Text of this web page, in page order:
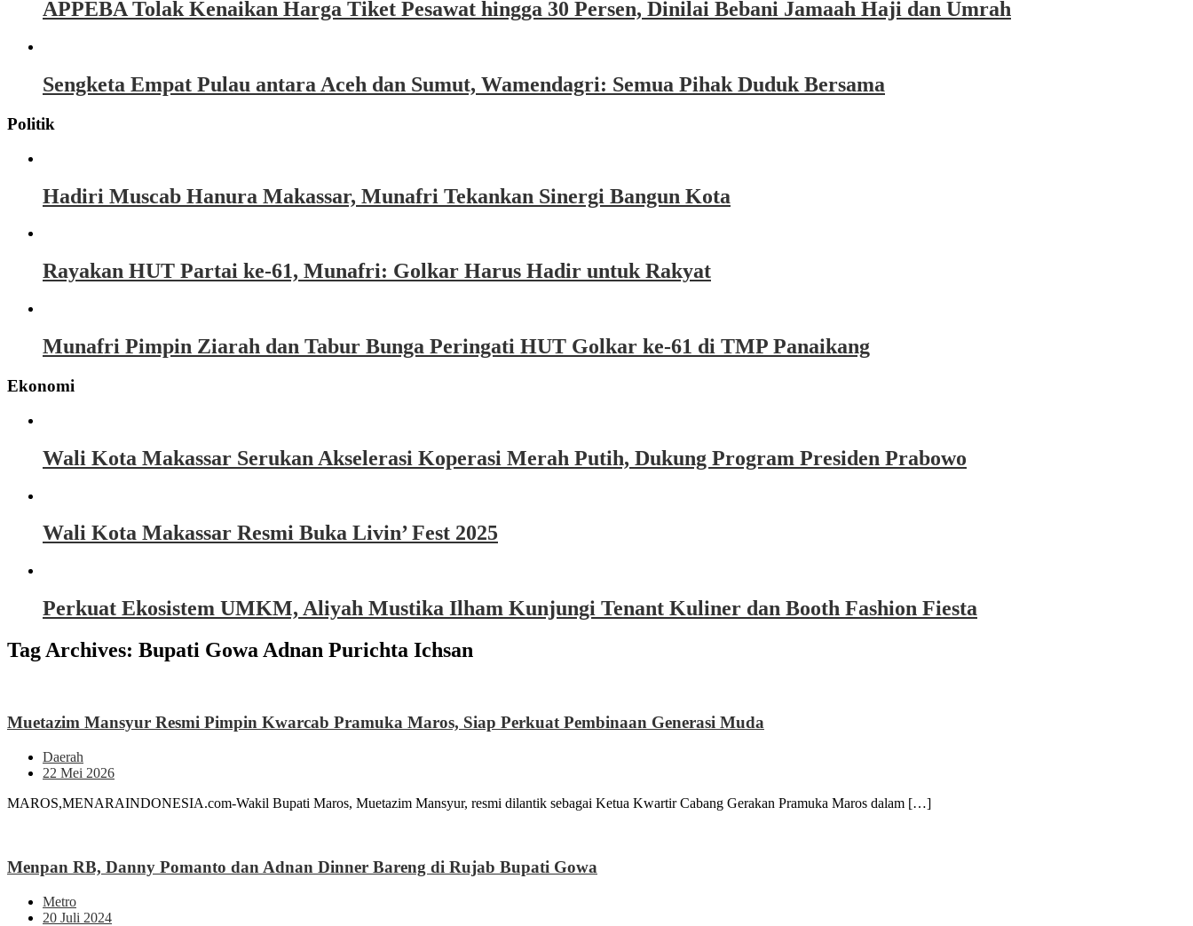
APPEBA Tolak Kenaikan Harga Tiket Pesawat hingga 30 Persen, Dinilai Bebani Jamaah Haji dan Umrah
Sengketa Empat Pulau antara Aceh dan Sumut, Wamendagri: Semua Pihak Duduk Bersama
Politik
Hadiri Muscab Hanura Makassar, Munafri Tekankan Sinergi Bangun Kota
Rayakan HUT Partai ke-61, Munafri: Golkar Harus Hadir untuk Rakyat
Munafri Pimpin Ziarah dan Tabur Bunga Peringati HUT Golkar ke-61 di TMP Panaikang
Ekonomi
Wali Kota Makassar Serukan Akselerasi Koperasi Merah Putih, Dukung Program Presiden Prabowo
Wali Kota Makassar Resmi Buka Livin’ Fest 2025
Perkuat Ekosistem UMKM, Aliyah Mustika Ilham Kunjungi Tenant Kuliner dan Booth Fashion Fiesta
Tag Archives: Bupati Gowa Adnan Purichta Ichsan
Muetazim Mansyur Resmi Pimpin Kwarcab Pramuka Maros, Siap Perkuat Pembinaan Generasi Muda
Daerah
22 Mei 2026
MAROS,MENARAINDONESIA.com-Wakil Bupati Maros, Muetazim Mansyur, resmi dilantik sebagai Ketua Kwartir Cabang Gerakan Pramuka Maros dalam […]
Menpan RB, Danny Pomanto dan Adnan Dinner Bareng di Rujab Bupati Gowa
Metro
20 Juli 2024